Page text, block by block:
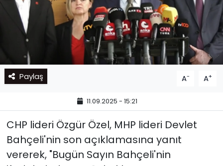
Paylaş A- A+
11.09.2025 - 15:21
CHP lideri Özgür Özel, MHP lideri Devlet
Bahçeli'nin son açıklamasına yanıt
vererek, "Bugün Sayın Bahçeli'nin